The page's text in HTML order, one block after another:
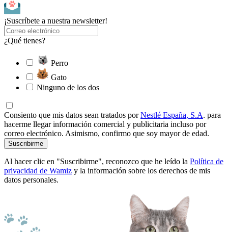
¡Suscríbete a nuestra newsletter!
¿Qué tienes?
Perro
Gato
Ninguno de los dos
Consiento que mis datos sean tratados porNestlé España, S.A. para
hacerme llegar información comercial y publicitaria incluso por
correo electrónico. Asimismo, confirmo que soy mayor de edad.
Suscribirme
Al hacer clic en "Suscribirme", reconozco que he leído la Política de
privacidad de Wamiz y la información sobre los derechos de mis
datos personales.